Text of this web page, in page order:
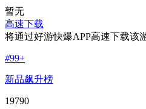
暂无
高速下载
将通过好游快爆APP高速下载该
#99+
新品飙升榜
19790